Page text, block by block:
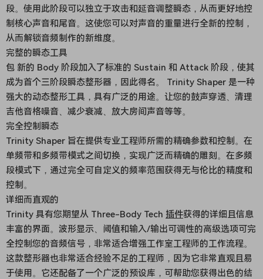
段。使用此阶段可以独立于攻击和延音调整瞬态，从而更好地控
制核心声音和尾音。这使您可以对声音的重量进行全新的控制，
从而解锁音频制作的新维度。
完整的瞬态工具
包 新的 Body 阶段加入了标准的 Sustain 和 Attack 阶段，使其
成为首个三阶段瞬态整形器，因此得名。 Trinity Shaper 是一种
强大的动态整形工具，具有广泛的用途。让您的鼓声穿透、清理
吉他音格噪音、减少衰减、放大房间声音等等。
完全控制瞬态
Trinity Shaper 旨在提供专业工程师所需的精确参数和控制。在
单频带和多频带模式之间切换，实现广泛而精确的雕刻。在多频
段模式下，通过完全可自定义的频率范围获得无与伦比的精度和
控制。
详细而直观的
Trinity 具有您期望从 Three-Body Tech 插件获得的详细且信息
丰富的界面。波形显示、阈值和输入/输出可调性的高级选项可完
全控制您的音频信号，非常适合增强工作室工程师的工作流程。
这款整形器也非常适合经验不足的工程师，因为它非常直观且易
于使用。它还配备了一个广泛的预设库，可帮助您获得出色的结